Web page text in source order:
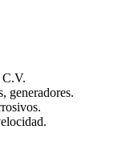
generadores.